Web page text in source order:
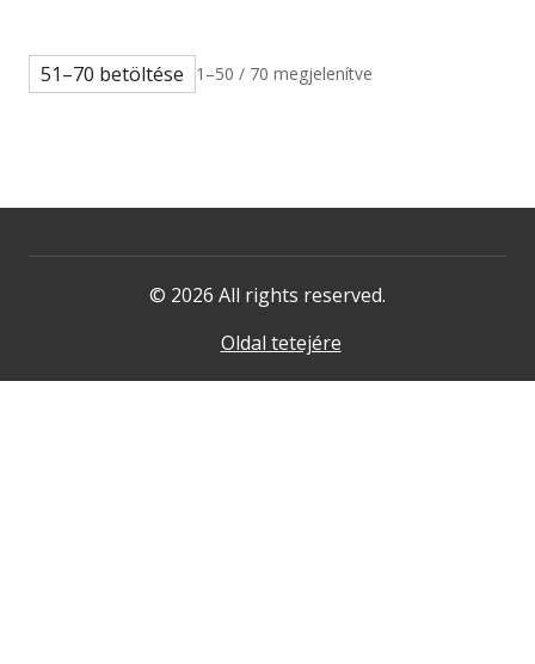
51–70 betöltése 1–50 / 70 megjelenítve
© 2026 All rights reserved.
Oldal tetejére